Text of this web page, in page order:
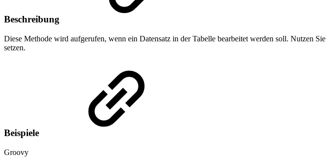
Beschreibung
Diese Methode wird aufgerufen, wenn ein Datensatz in der Tabelle bearbeitet werden soll. Nutzen Sie
setzen.
Beispiele
Groovy